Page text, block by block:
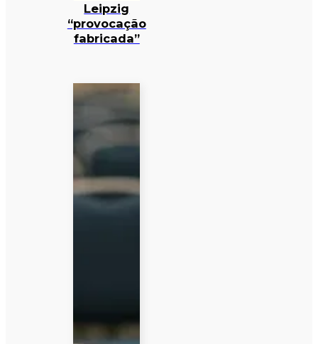
Leipzig
“provocação
fabricada”